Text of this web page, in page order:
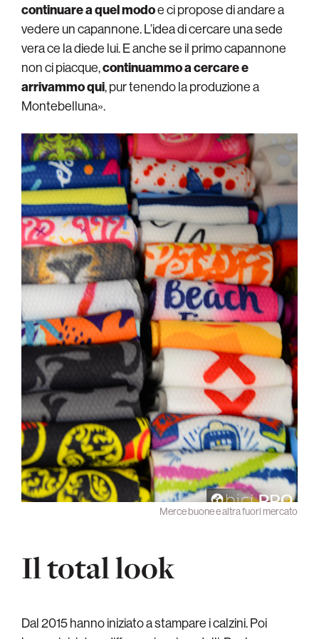
continuare a quel modoe ci propose di andare a
vedere un capannone. L’idea di cercare una sede
vera ce la diede lui. E anche se il primo capannone
non ci piacque,continuammo a cercare e
arrivammo qui, pur tenendo la produzione a
Montebelluna».
Merce buone e altra fuori mercato
Il total look
Dal 2015 hanno iniziato a stampare i calzini. Poi